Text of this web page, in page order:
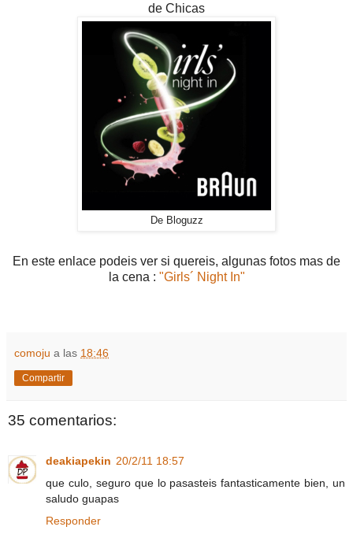
de Chicas
De Bloguzz
En este enlace podeis ver si quereis, algunas fotos mas de
la cena : "Girls´ Night In"
comoju a las 18:46
Compartir
35 comentarios:
deakiapekin 20/2/11 18:57
que culo, seguro que lo pasasteis fantasticamente bien, un
saludo guapas
Responder